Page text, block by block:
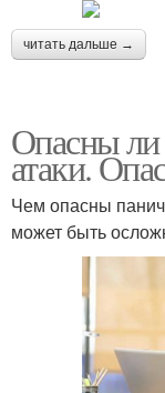
читать дальше →
Опасны ли
атаки.
Чем опасны
может быть